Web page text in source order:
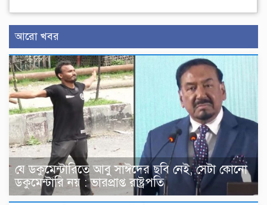
আরো খবর
যে ডকুমেন্টারিতে আবু সাঈদের ছবি নেই, সেটা কোনো
ডকুমেন্টারি নয় : ভারপ্রাপ্ত রাষ্ট্রপতি